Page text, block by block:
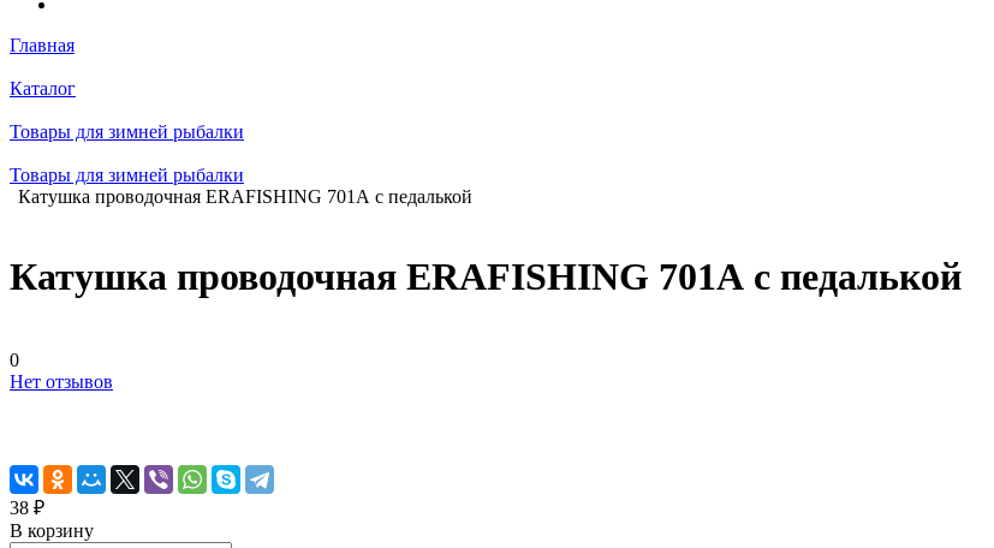
Главная
Каталог
Товары для зимней рыбалки
Товары для зимней рыбалки
Катушка проводочная ERAFISHING 701А с педалькой
Катушка проводочная ERAFISHING 701А с педалькой
0
Нет отзывов
38 ₽
В корзину